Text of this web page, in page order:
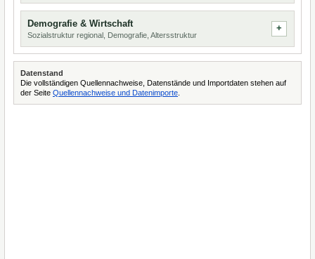
Demografie & Wirtschaft
Sozialstruktur regional, Demografie, Altersstruktur
Datenstand
Die vollständigen Quellennachweise, Datenstände und Importdaten stehen auf
der Seite Quellennachweise und Datenimporte